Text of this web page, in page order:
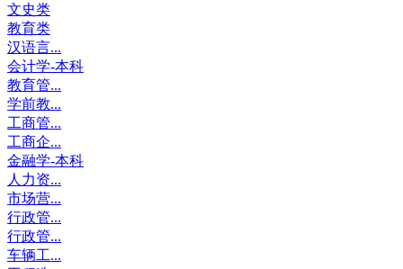
文史类
教育类
汉语言...
会计学-本科
教育管...
学前教...
工商管...
工商企...
金融学-本科
人力资...
市场营...
行政管...
行政管...
车辆工...